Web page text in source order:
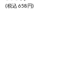
(税込 658円)